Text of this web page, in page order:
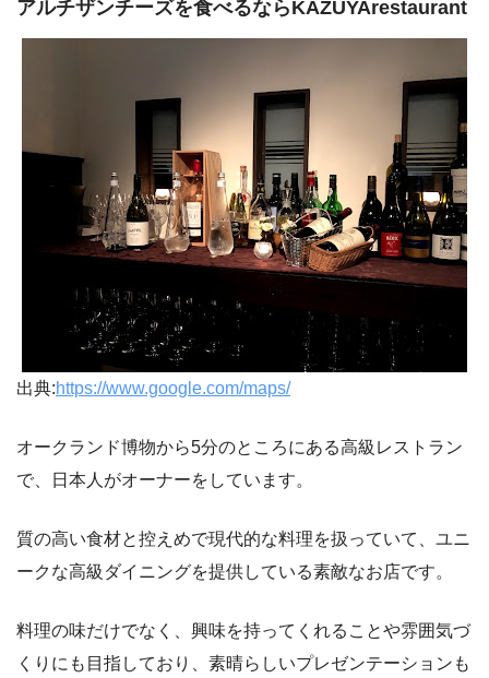
アルチザンチーズを食べるならKAZUYArestaurant
出典:https://www.google.com/maps/
オークランド博物から5分のところにある高級レストラン
で、日本人がオーナーをしています。
質の高い食材と控えめで現代的な料理を扱っていて、ユニ
ークな高級ダイニングを提供している素敵なお店です。
料理の味だけでなく、興味を持ってくれることや雰囲気づ
くりにも目指しており、素晴らしいプレゼンテーションも